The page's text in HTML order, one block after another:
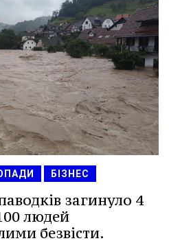
БІЗНЕС
загинуло 4
людей
безвісти.